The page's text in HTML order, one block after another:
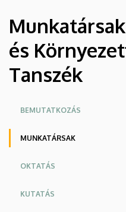
Tanszék
Földtudományi
Intézet
és
Tanszék
Oldalmenü
BEMUTATKOZÁS
MUNKATÁRSAK
OKTATÁS
KUTATÁS